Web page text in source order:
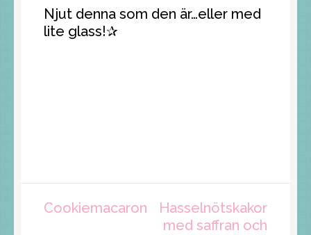
Njut denna som den är…eller med
lite glass!✰
Inläggsnavigering
Cookiemacaron
Hasselnötskakor
med saffran och